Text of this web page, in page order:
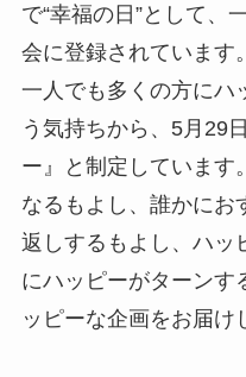
で“幸福の日”として、
会に登録されています
一人でも多くの方にハ
う気持ちから、5月29
ー』と制定しています
なるもよし、誰かにお
返しするもよし、ハッ
にハッピーがターンす
ッピーな企画をお届け